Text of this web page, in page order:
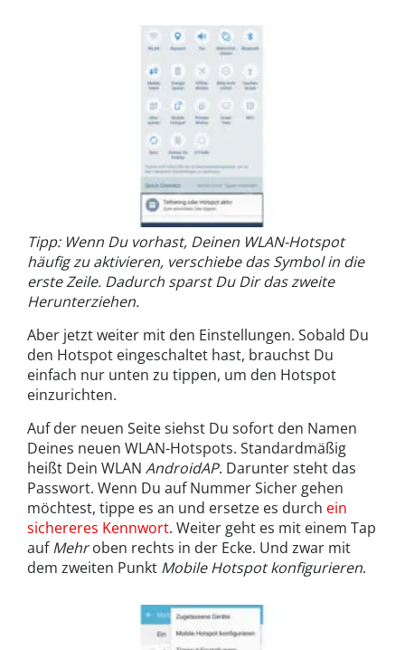
Tipp: Wenn Du vorhast, Deinen WLAN-Hotspot
häufig zu aktivieren, verschiebe das Symbol in die
erste Zeile. Dadurch sparst Du Dir das zweite
Herunterziehen.
Aber jetzt weiter mit den Einstellungen. Sobald Du
den Hotspot eingeschaltet hast, brauchst Du
einfach nur unten zu tippen, um den Hotspot
einzurichten.
Auf der neuen Seite siehst Du sofort den Namen
Deines neuen WLAN-Hotspots. Standardmäßig
heißt Dein WLAN AndroidAP. Darunter steht das
Passwort. Wenn Du auf Nummer Sicher gehen
möchtest, tippe es an und ersetze es durch ein
sichereres Kennwort. Weiter geht es mit einem Tap
aufMehroben rechts in der Ecke. Und zwar mit
dem zweiten Punkt Mobile Hotspot konfigurieren.